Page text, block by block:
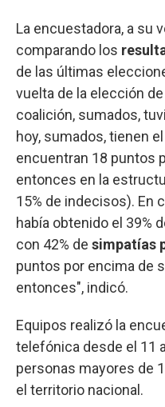
La encuestadora, a su
comparando los
de las últimas
vuelta de la elección
coalición, sumados,
hoy, sumados, tienen
encuentran 18 puntos
entonces en la
15% de indecisos). En
había obtenido el 39%
con 42% de simpatías
puntos por encima de
entonces", indicó.
Equipos realizó la
telefónica desde el 11
personas mayores de
el territorio nacional.